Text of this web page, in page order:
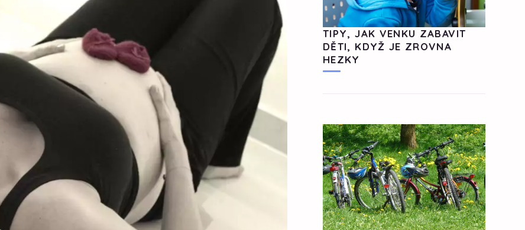
TIPY, JAK VENKU ZABAVIT
DĚTI, KDYŽ JE ZROVNA
HEZKY